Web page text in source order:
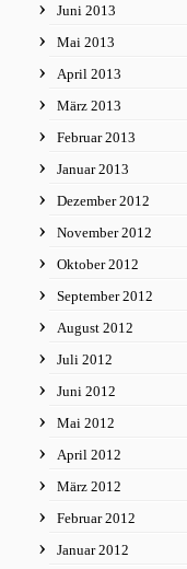
Juni 2013
Mai 2013
April 2013
März 2013
Februar 2013
Januar 2013
Dezember 2012
November 2012
Oktober 2012
September 2012
August 2012
Juli 2012
Juni 2012
Mai 2012
April 2012
März 2012
Februar 2012
Januar 2012